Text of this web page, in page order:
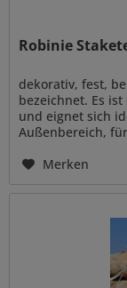
Robinie
dekorativ, fest,
bezeichnet. Es
und eignet sich
Außenbereich,
Merken